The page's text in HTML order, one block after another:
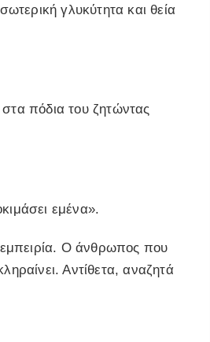
γλυκύτητα και θεία
στα πόδια του ζητώντας
εμένα».
Ο άνθρωπος που
Αντίθετα, αναζητά